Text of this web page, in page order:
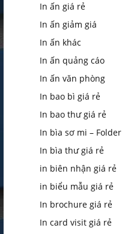
In ấn giá rẻ
In ấn giảm giá
In ấn khác
In ấn quảng cáo
In ấn văn phòng
In bao bì giá rẻ
In bao thư giá rẻ
In bìa sơ mi – Folder
In bìa thư giá rẻ
in biên nhận giá rẻ
in biểu mẫu giá rẻ
In brochure giá rẻ
In card visit giá rẻ